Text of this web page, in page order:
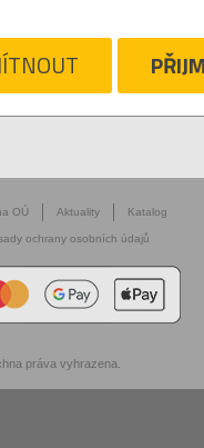
OÚ Aktuality Katalog
ochrany osobních údajů
práva vyhrazena.